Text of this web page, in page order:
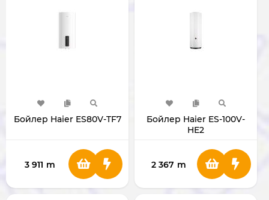
Бойлер Haier ES80V-TF7
3 911 m
Бойлер Haier ES-100V-
HE2
2 367 m